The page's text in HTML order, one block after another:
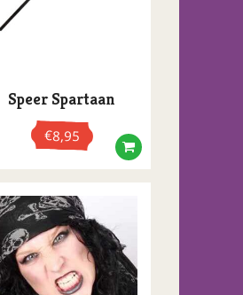
Speer Spartaan
€8,95